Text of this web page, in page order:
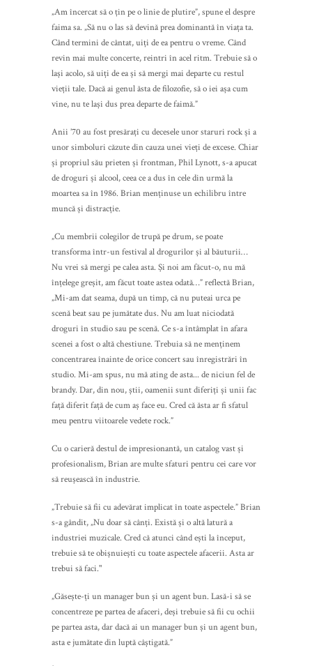
„Am încercat să o țin pe o linie de plutire”, spune el despre
faima sa. „Să nu o las să devină prea dominantă în viața ta.
Când termini de cântat, uiți de ea pentru o vreme. Când
revin mai multe concerte, reintri în acel ritm. Trebuie să o
lași acolo, să uiți de ea și să mergi mai departe cu restul
vieții tale. Dacă ai genul ăsta de filozofie, să o iei așa cum
vine, nu te lași dus prea departe de faimă.”
Anii ’70 au fost presărați cu decesele unor staruri rock și a
unor simboluri căzute din cauza unei vieți de excese. Chiar
și propriul său prieten și frontman, Phil Lynott, s-a apucat
de droguri și alcool, ceea ce a dus în cele din urmă la
moartea sa în 1986. Brian menținuse un echilibru între
muncă și distracție.
„Cu membrii colegilor de trupă pe drum, se poate
transforma într-un festival al drogurilor și al băuturii…
Nu vrei să mergi pe calea asta. Și noi am făcut-o, nu mă
înțelege greșit, am făcut toate astea odată…” reflectă Brian,
„Mi-am dat seama, după un timp, că nu puteai urca pe
scenă beat sau pe jumătate dus. Nu am luat niciodată
droguri în studio sau pe scenă. Ce s-a întâmplat în afara
scenei a fost o altă chestiune. Trebuia să ne menținem
concentrarea înainte de orice concert sau înregistrări în
studio. Mi-am spus, nu mă ating de asta... de niciun fel de
brandy. Dar, din nou, știi, oamenii sunt diferiți și unii fac
față diferit față de cum aș face eu. Cred că ăsta ar fi sfatul
meu pentru viitoarele vedete rock.”
Cu o carieră destul de impresionantă, un catalog vast și
profesionalism, Brian are multe sfaturi pentru cei care vor
să reușească în industrie.
„Trebuie să fii cu adevărat implicat în toate aspectele.” Brian
s-a gândit, „Nu doar să cânți. Există și o altă latură a
industriei muzicale. Cred că atunci când ești la început,
trebuie să te obișnuiești cu toate aspectele afacerii. Asta ar
trebui să faci."
„Găsește-ți un manager bun și un agent bun. Lasă-i să se
concentreze pe partea de afaceri, deși trebuie să fii cu ochii
pe partea asta, dar dacă ai un manager bun și un agent bun,
asta e jumătate din luptă câștigată.”